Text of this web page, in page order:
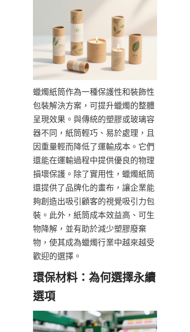
蠟燭紙筒作為一種保護性和裝飾性
包裝解決方案，可提升蠟燭的整體
呈現效果。與傳統的塑膠或玻璃容
器不同，紙筒輕巧、易於處理，且
因重量輕而降低了運輸成本。它們
還能在運輸過程中提供優良的物理
損壞保護。除了實用性，蠟燭紙筒
還提供了品牌化的畫布，讓企業能
夠創造出吸引顧客的視覺吸引力包
裝。此外，紙筒成本效益高、可生
物降解，並有助於減少塑膠廢棄
物，使其成為蠟燭行業中越來越受
歡迎的選擇。
環保材料：為何選擇永續